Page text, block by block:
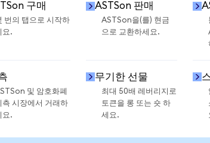
구매
번의 탭으로 시작하
요.
ASTSon 판매
ASTSon을(를) 현금
으로 교환하세요.
및 암호화폐
측 시장에서 거래하
요.
무기한 선물
최대 50배 레버리지로
토큰을 롱 또는 숏 하
세요.